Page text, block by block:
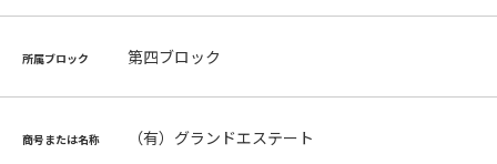
所属ブロック 第四ブロック
商号または名称 （有）グランドエステート